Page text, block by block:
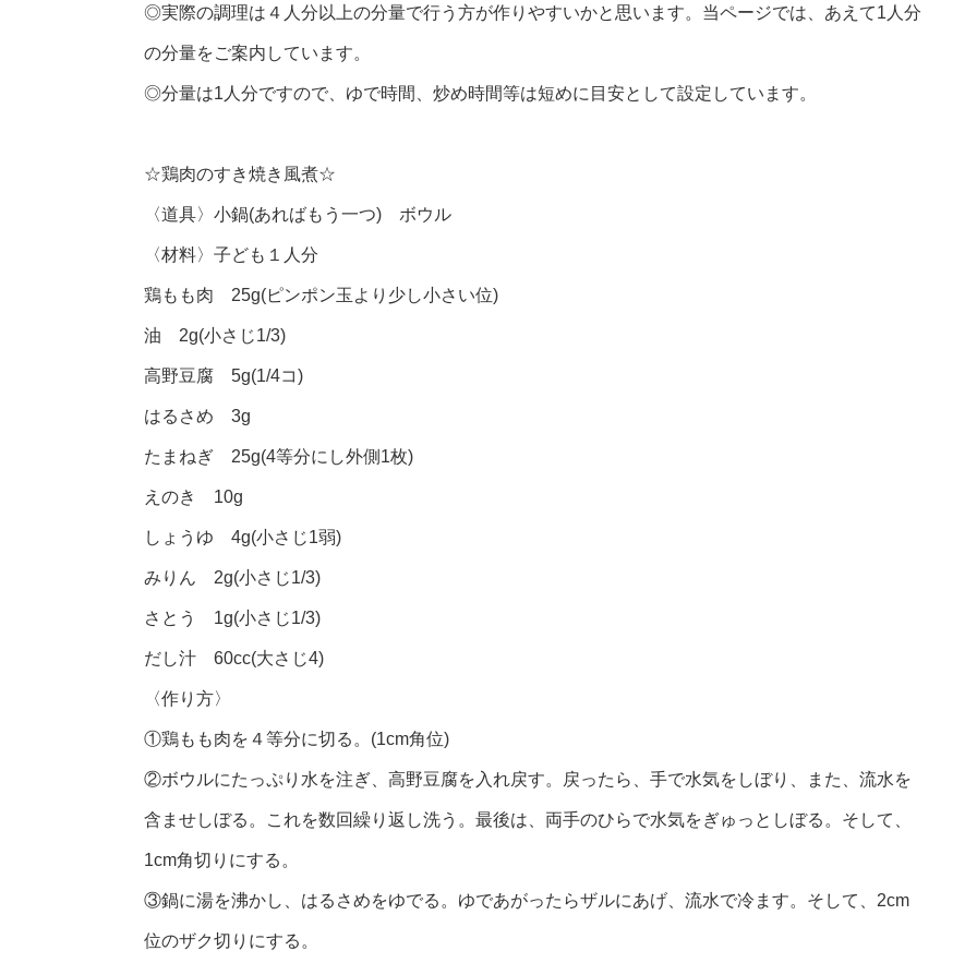
◎実際の調理は４人分以上の分量で行う方が作りやすいかと思います。当ページでは、あえて1人分
の分量をご案内しています。
◎分量は1人分ですので、ゆで時間、炒め時間等は短めに目安として設定しています。
☆鶏肉のすき焼き風煮☆
〈道具〉小鍋(あればもう一つ) ボウル
〈材料〉子ども１人分
鶏もも肉 25g(ピンポン玉より少し小さい位)
油 2g(小さじ1/3)
高野豆腐 5g(1/4コ)
はるさめ 3g
たまねぎ 25g(4等分にし外側1枚)
えのき 10g
しょうゆ 4g(小さじ1弱)
みりん 2g(小さじ1/3)
さとう 1g(小さじ1/3)
だし汁 60cc(大さじ4)
〈作り方〉
①鶏もも肉を４等分に切る。(1cm角位)
②ボウルにたっぷり水を注ぎ、高野豆腐を入れ戻す。戻ったら、手で水気をしぼり、また、流水を
含ませしぼる。これを数回繰り返し洗う。最後は、両手のひらで水気をぎゅっとしぼる。そして、
1cm角切りにする。
③鍋に湯を沸かし、はるさめをゆでる。ゆであがったらザルにあげ、流水で冷ます。そして、2cm
位のザク切りにする。